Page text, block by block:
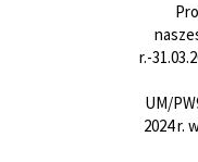
r.-
UM/
2024 r.